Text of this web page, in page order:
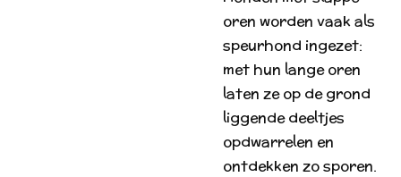
oren worden vaak als
speurhond ingezet:
met hun lange oren
laten ze op de grond
liggende deeltjes
opdwarrelen en
ontdekken zo sporen.